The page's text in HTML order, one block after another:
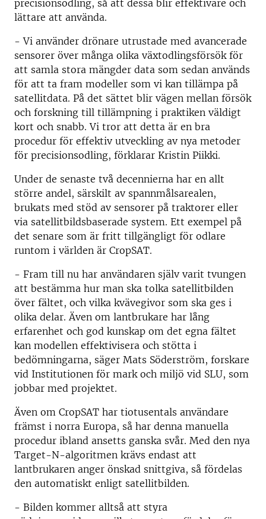
precisionsodling, så att dessa blir effektivare och
lättare att använda.
- Vi använder drönare utrustade med avancerade
sensorer över många olika växtodlingsförsök för
att samla stora mängder data som sedan används
för att ta fram modeller som vi kan tillämpa på
satellitdata. På det sättet blir vägen mellan försök
och forskning till tillämpning i praktiken väldigt
kort och snabb. Vi tror att detta är en bra
procedur för effektiv utveckling av nya metoder
för precisionsodling, förklarar Kristin Piikki.
Under de senaste två decennierna har en allt
större andel, särskilt av spannmålsarealen,
brukats med stöd av sensorer på traktorer eller
via satellitbildsbaserade system. Ett exempel på
det senare som är fritt tillgängligt för odlare
runtom i världen är CropSAT.
- Fram till nu har användaren själv varit tvungen
att bestämma hur man ska tolka satellitbilden
över fältet, och vilka kvävegivor som ska ges i
olika delar. Även om lantbrukare har lång
erfarenhet och god kunskap om det egna fältet
kan modellen effektivisera och stötta i
bedömningarna, säger Mats Söderström, forskare
vid Institutionen för mark och miljö vid SLU, som
jobbar med projektet.
Även om CropSAT har tiotusentals användare
främst i norra Europa, så har denna manuella
procedur ibland ansetts ganska svår. Med den nya
Target-N-algoritmen krävs endast att
lantbrukaren anger önskad snittgiva, så fördelas
den automatiskt enligt satellitbilden.
- Bilden kommer alltså att styra